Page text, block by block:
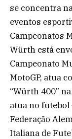
se concentra
eventos
Campeonatos
Würth está
Campeonato
MotoGP, atua
“Würth 400”
atua no
Federação
Italiana de